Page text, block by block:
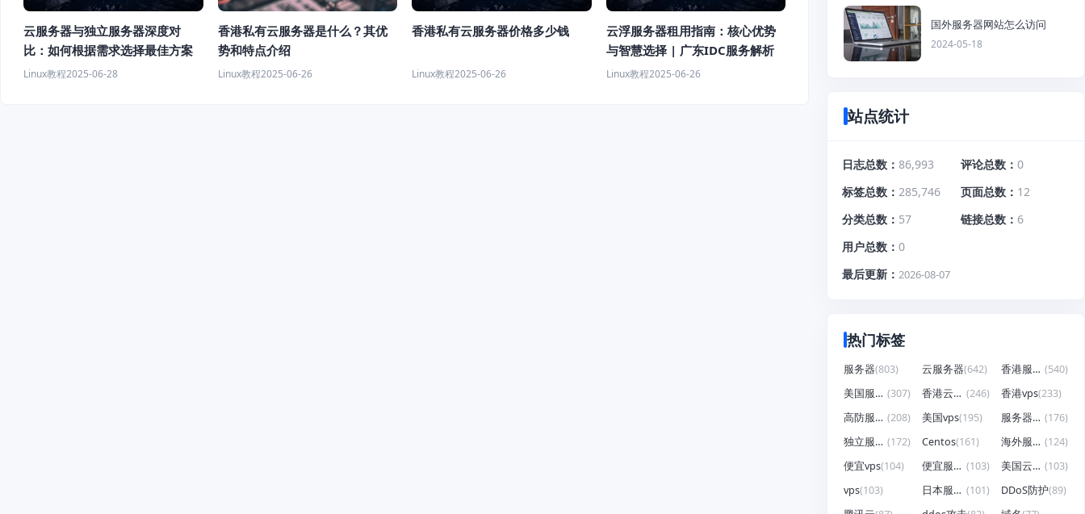
云服务器与独立服务器深度对
比：如何根据需求选择最佳方案
Linux教程2025-06-28
香港私有云服务器是什么？其优
势和特点介绍
Linux教程2025-06-26
香港私有云服务器价格多少钱
Linux教程2025-06-26
云浮服务器租用指南：核心优势
与智慧选择 | 广东IDC服务解析
Linux教程2025-06-26
国外服务器网站怎么访问
2024-05-18
站点统计
日志总数 86,993 评论总数
0
标签总数
285,746 页面总数
12
分类总数
57 链接总数
6
用户总数
0
最后更新
2026-08-07
热门标签
服务器(803) 云服务器(642) 香港服务器 (540)
美国服务器 (307) 香港云服务器 (246) 香港vps(233)
高防服务器 (208) 美国vps(195) 服务器租用 (176)
独立服务器 (172) Centos(161) 海外服务器 (124)
便宜vps(104) 便宜服务器 (103) 美国云服务器 (103)
vps(103) 日本服务器 (101) DDoS防护(89)